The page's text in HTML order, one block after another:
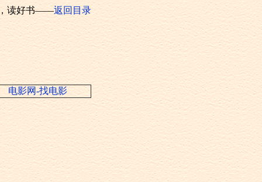
读好书——返回目录
电影网-找电影